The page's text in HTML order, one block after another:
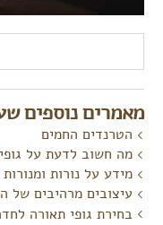
מאמרים נוספים
הטרנדים החמים
מה חשוב לדעת על
מידע על נורות ומנורות
עיצובים מרהיבים של
בחירת גופי תאורה